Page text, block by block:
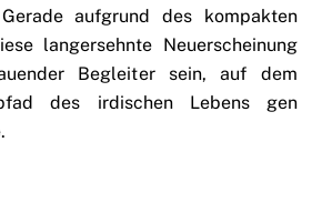
aufgrund des kompakten
langersehnte Neuerscheinung
Begleiter sein, auf dem
des irdischen Lebens gen